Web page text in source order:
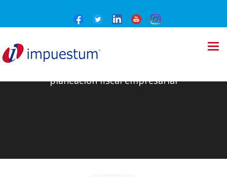
planeación fiscal empresarial